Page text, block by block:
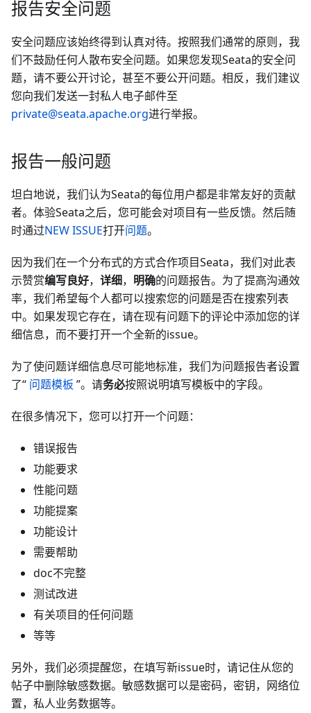
报告安全问题
安全问题应该始终得到认真对待。按照我们通常的原则，我
们不鼓励任何人散布安全问题。如果您发现Seata的安全问
题，请不要公开讨论，甚至不要公开问题。相反，我们建议
您向我们发送一封私人电子邮件至
private@seata.apache.org进行举报。
报告一般问题
坦白地说，我们认为Seata的每位用户都是非常友好的贡献
者。体验Seata之后，您可能会对项目有一些反馈。然后随
时通过NEW ISSUE打开问题。
因为我们在一个分布式的方式合作项目Seata，我们对此表
示赞赏编写良好， 详细， 明确的问题报告。为了提高沟通效
率，我们希望每个人都可以搜索您的问题是否在搜索列表
中。如果发现它存在，请在现有问题下的评论中添加您的详
细信息，而不要打开一个全新的issue。
为了使问题详细信息尽可能地标准，我们为问题报告者设置
了“ 问题模板 ”。请务必按照说明填写模板中的字段。
在很多情况下，您可以打开一个问题：
错误报告
功能要求
性能问题
功能提案
功能设计
需要帮助
doc不完整
测试改进
有关项目的任何问题
等等
另外，我们必须提醒您，在填写新issue时，请记住从您的
帖子中删除敏感数据。敏感数据可以是密码，密钥，网络位
置，私人业务数据等。